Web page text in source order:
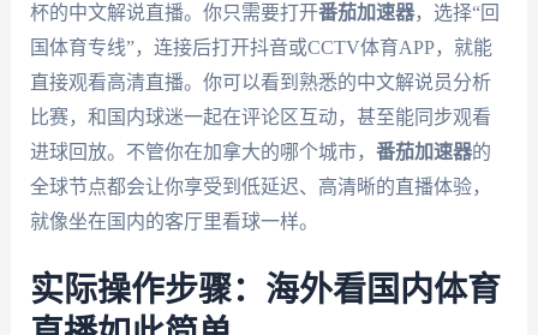
杯的中文解说直播。你只需要打开番茄加速器，选择“回
国体育专线”，连接后打开抖音或CCTV体育APP，就能
直接观看高清直播。你可以看到熟悉的中文解说员分析
比赛，和国内球迷一起在评论区互动，甚至能同步观看
进球回放。不管你在加拿大的哪个城市， 番茄加速器的
全球节点都会让你享受到低延迟、高清晰的直播体验，
就像坐在国内的客厅里看球一样。
实际操作步骤：海外看国内体育